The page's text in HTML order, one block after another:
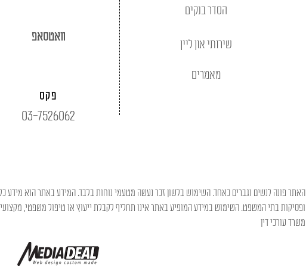
וואטסאפ
פקס
03-7526062
הסדר בנקים
שירותי און ליין
מאמרים
האתר פונה לנשים וגברים כאחד. השימוש בלשון זכר נעשה מטעמי נוחות בלבד. המידע באתר הוא מידע
ופסיקות בתי המשפט. השימוש במידע המופיע באתר אינו תחליף לקבלת ייעוץ או טיפול משפטי,
משרד עורכי דין